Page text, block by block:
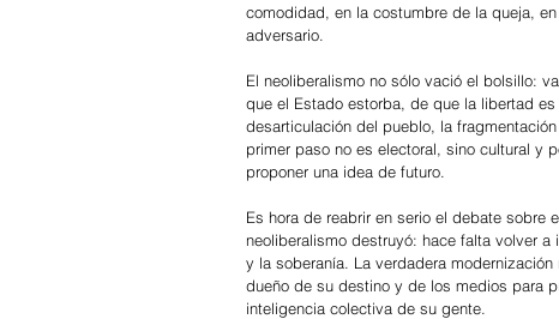
comodidad, en la costumbre de la queja,
adversario.
El neoliberalismo no sólo vació el bolsillo:
que el Estado estorba, de que la libertad
desarticulación del pueblo, la
primer paso no es electoral, sino cultural y
proponer una idea de futuro.
Es hora de reabrir en serio el debate sobre
neoliberalismo destruyó: hace falta volver
y la soberanía. La verdadera
dueño de su destino y de los medios para
inteligencia colectiva de su gente.